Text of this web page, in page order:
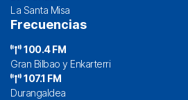
La Santa Misa
Frecuencias
100.4 FM
Gran Bilbao y Enkarterri
107.1 FM
Durangaldea